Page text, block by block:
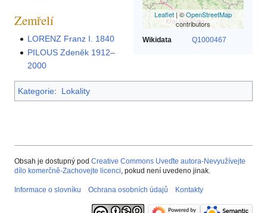
Leaflet| ©OpenStreetMap
contributors
Wikidata Q1000467
Zemřelí
LORENZ Franz I. 1840
PILOUS Zdeněk 1912–
2000
Kategorie: Lokality
Obsah je dostupný pod Creative Commons Uveďte autora-Nevyužívejte
dílo komerčně-Zachovejte licenci, pokud není uvedeno jinak.
Informace o slovníku Ochrana osobních údajů Kontakty